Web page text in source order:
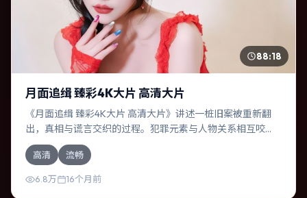
88:18
月面追缉 臻彩4K大片 高清大片
《月面追缉 臻彩4K大片 高清大片》讲述一桩旧案被重新翻
出，真相与谎言交织的过程。犯罪元素与人物关系相互咬
合，河正宇、苍井优的对手戏尤为出彩。导演新海诚善于在
长镜头中积蓄张力，本片亦在美国实地取景，增强真实质
感。
高清 流畅
6.8万 16个月前